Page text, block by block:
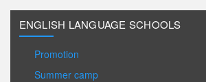
ENGLISH LANGUAGE SCHOOLS
Promotion
Summer camp